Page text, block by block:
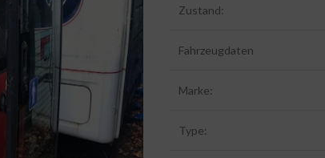
Zustand:
Fahrzeugdaten
Marke:
Type: